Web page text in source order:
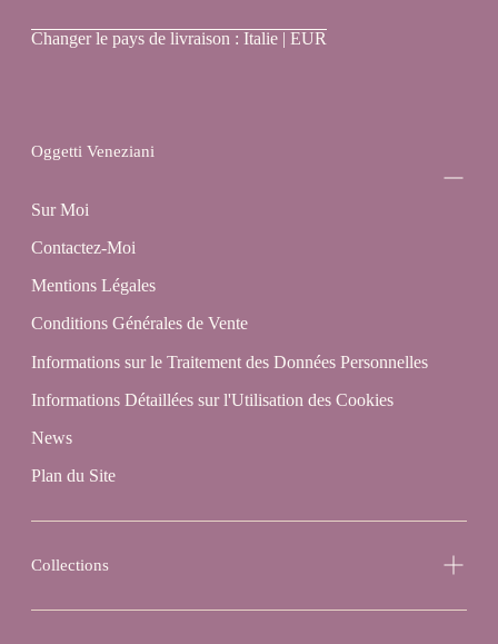
Veneziani
Changer le pays de livraison : Italie | EUR
Oggetti Veneziani
Sur Moi
Contactez-Moi
Mentions Légales
Conditions Générales de Vente
Informations sur le Traitement des Données Personnelles
Informations Détaillées sur l'Utilisation des Cookies
News
Plan du Site
Collections